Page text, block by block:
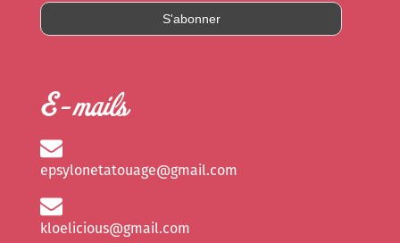
E-mails
epsylonetatouage@gmail.com
kloelicious@gmail.com